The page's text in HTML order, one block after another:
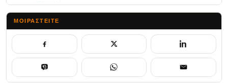
ΜΟΙΡΑΣΤΕΊΤΕ